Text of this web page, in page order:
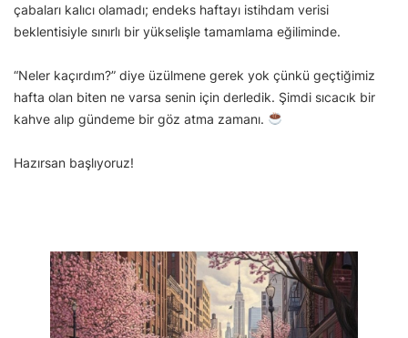
çabaları kalıcı olamadı; endeks haftayı istihdam verisi
beklentisiyle sınırlı bir yükselişle tamamlama eğiliminde.
“Neler kaçırdım?” diye üzülmene gerek yok çünkü geçtiğimiz
hafta olan biten ne varsa senin için derledik. Şimdi sıcacık bir
kahve alıp gündeme bir göz atma zamanı.
Hazırsan başlıyoruz!